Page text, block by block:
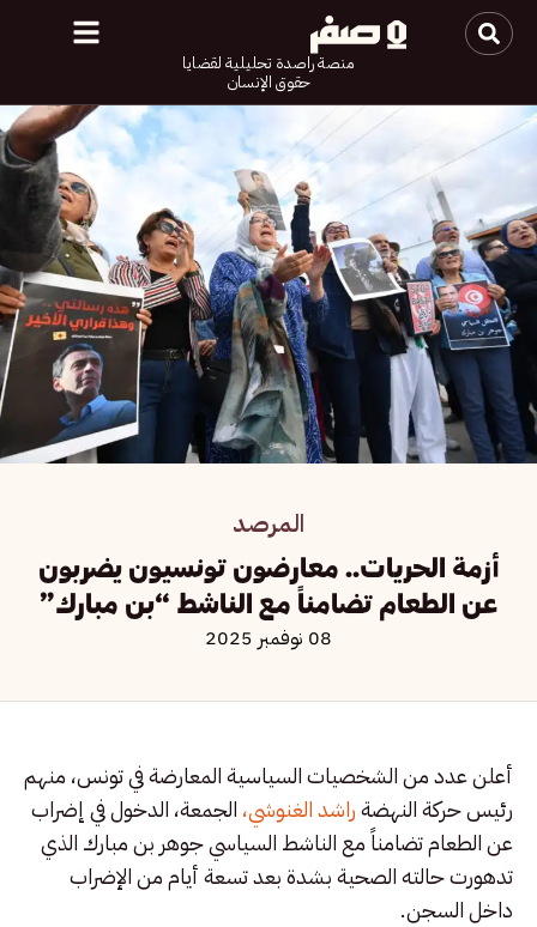
منصة راصدة تحليلية لقضايا
حقوق الإنسان
المرصد
أزمة الحريات.. معارضون تونسيون يضربون
عن الطعام تضامناً مع الناشط “بن مبارك”
08 نوفمبر 2025
أعلن عدد من الشخصيات السياسية المعارضة في تونس، منهم
رئيس حركة النهضةراشد الغنوشي، الجمعة، الدخول في إضراب
عن الطعام تضامناً مع الناشط السياسي جوهر بن مبارك الذي
تدهورت حالته الصحية بشدة بعد تسعة أيام من الإضراب
داخل السجن.